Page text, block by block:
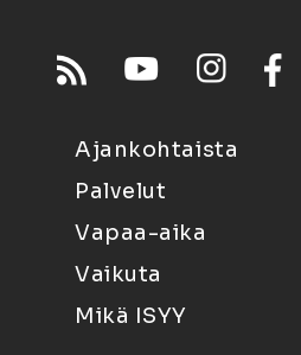
Ajankohtaista
Palvelut
Vapaa-aika
Vaikuta
Mikä ISYY